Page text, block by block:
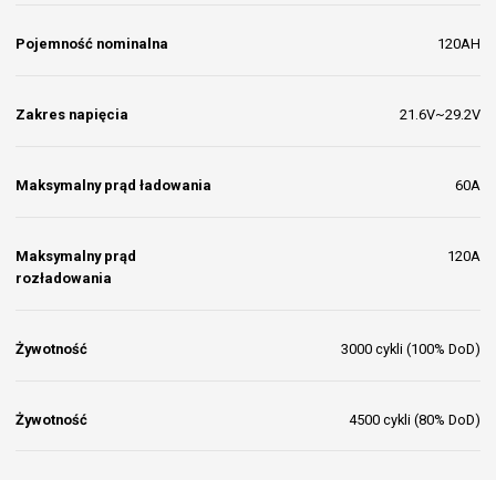
Pojemność nominalna 120AH
Zakres napięcia 21.6V~29.2V
Maksymalny prąd ładowania 60A
Maksymalny prąd
rozładowania
120A
Żywotność 3000 cykli (100% DoD)
Żywotność 4500 cykli (80% DoD)